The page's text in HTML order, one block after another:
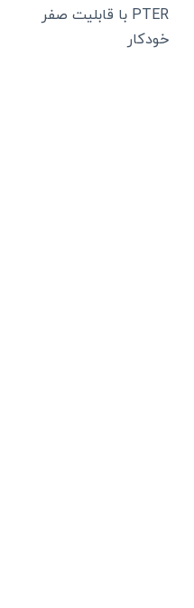
PTER با قابلیت صفر
خودکار